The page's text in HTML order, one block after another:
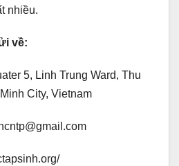
nhiều.
về:
5, Linh Trung Ward, Thu
City, Vietnam